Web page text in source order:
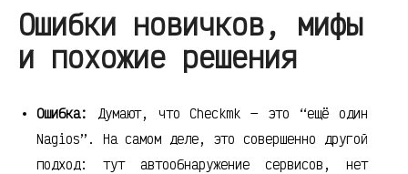
Ошибки новичков, мифы
и похожие решения
Ошибка:
Думают, что Checkmk — это “ещё один
Nagios”. На самом деле, это совершенно другой
подход: тут автообнаружение сервисов, нет